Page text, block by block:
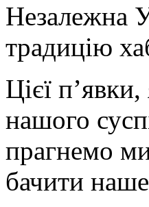
Незалежна
традицію
Цієї
нашого
прагнемо
бачити